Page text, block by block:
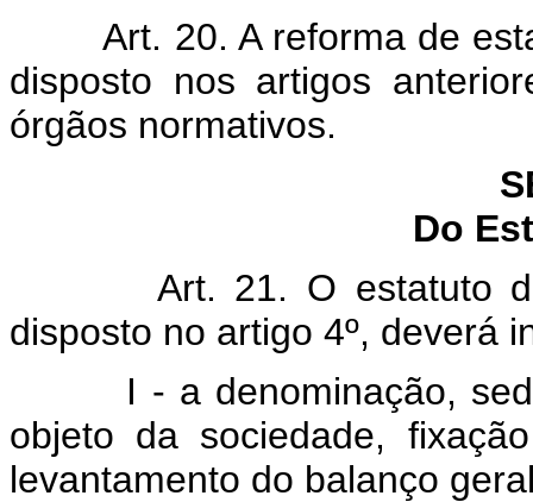
Art. 20. A reforma de
disposto nos artigos
órgãos normativos.
Do
Art. 21. O estatuto
disposto no artigo 4º, deverá
I - a denominação,
objeto da sociedade,
levantamento do balanço